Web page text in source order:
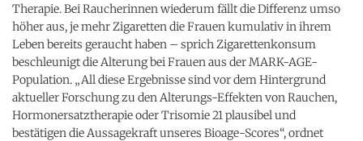
Therapie. Bei Raucherinnen wiederum fällt die Differenz umso
höher aus, je mehr Zigaretten die Frauen kumulativ in ihrem
Leben bereits geraucht haben – sprich Zigarettenkonsum
beschleunigt die Alterung bei Frauen aus der MARK-AGE-
Population. „All diese Ergebnisse sind vor dem Hintergrund
aktueller Forschung zu den Alterungs-Effekten von Rauchen,
Hormonersatztherapie oder Trisomie 21 plausibel und
bestätigen die Aussagekraft unseres Bioage-Scores“, ordnet